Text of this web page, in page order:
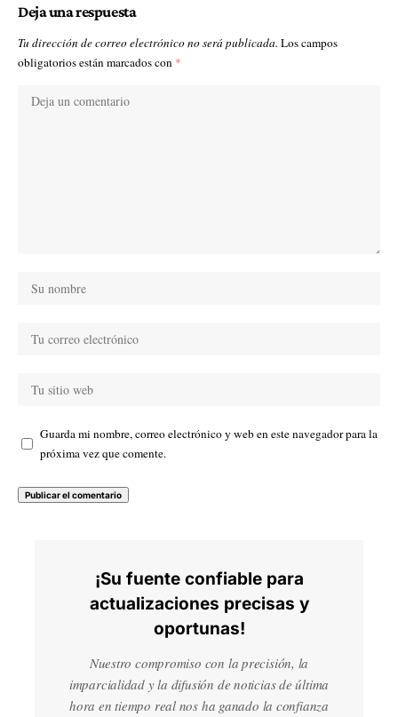
Deja una respuesta
Tu dirección de correo electrónico no será publicada. Los campos
obligatorios están marcados con *
Guarda mi nombre, correo electrónico y web en este navegador para la
próxima vez que comente.
¡Su fuente confiable para
actualizaciones precisas y
oportunas!
Nuestro compromiso con la precisión, la
imparcialidad y la difusión de noticias de última
hora en tiempo real nos ha ganado la confianza